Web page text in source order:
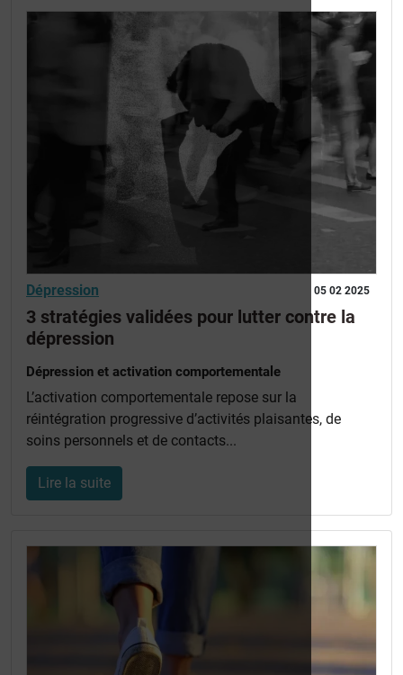
05 02 2025
Dépression
3 stratégies validées pour lutter contre la
dépression
Dépression et activation comportementale
L’activation comportementale repose sur la
réintégration progressive d’activités plaisantes, de
soins personnels et de contacts...
Lire la suite